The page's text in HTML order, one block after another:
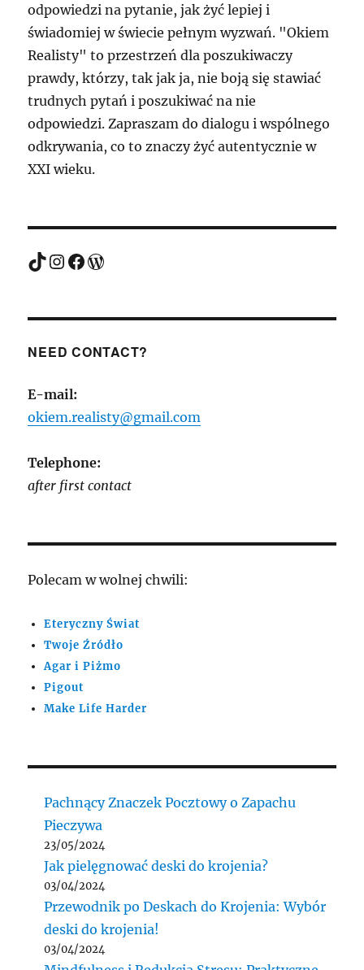
odpowiedzi na pytanie, jak żyć lepiej i
świadomiej w świecie pełnym wyzwań. "Okiem
Realisty" to przestrzeń dla poszukiwaczy
prawdy, którzy, tak jak ja, nie boją się stawiać
trudnych pytań i poszukiwać na nie
odpowiedzi. Zapraszam do dialogu i wspólnego
odkrywania, co to znaczy żyć autentycznie w
XXI wieku.
TikTok
Instagram
Facebook
WordPress
NEED CONTACT?
E-mail:
okiem.realisty@gmail.com
Telephone:
after first contact
Polecam w wolnej chwili:
Eteryczny Świat
Twoje Źródło
Agar i Piżmo
Pigout
Make Life Harder
Pachnący Znaczek Pocztowy o Zapachu
Pieczywa
23/05/2024
Jak pielęgnować deski do krojenia?
03/04/2024
Przewodnik po Deskach do Krojenia: Wybór
deski do krojenia!
03/04/2024